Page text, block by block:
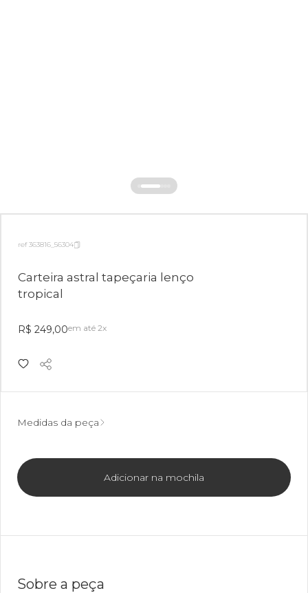
ref 363816_56304
Carteira astral tapeçaria lenço
tropical
R$ 249,00em até 2x
Medidas da peça
Adicionar na mochila
Sobre a peça